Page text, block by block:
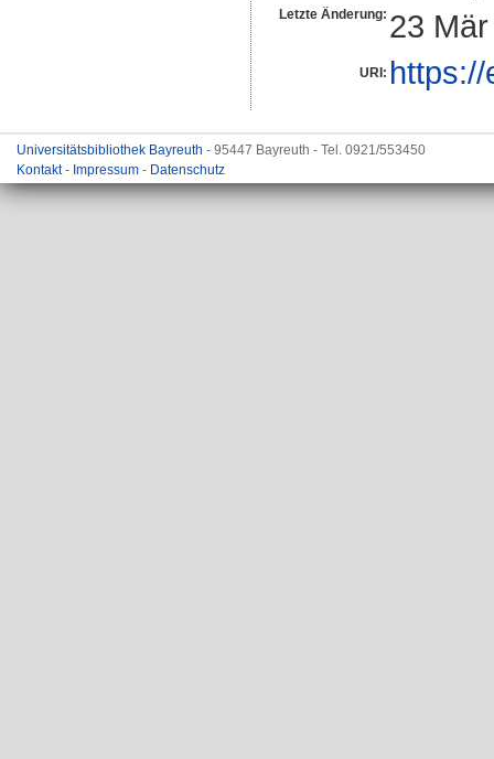
Letzte Änderung: 23
URI:
Universitätsbibliothek Bayreuth - 95447 Bayreuth - Tel. 0921/553450
Kontakt- Impressum - Datenschutz